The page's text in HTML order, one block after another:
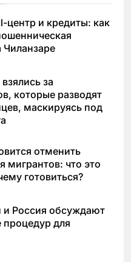
центр и кредиты: как
Чиланзаре
за
которые разводят
маскируясь под
отменить
мигрантов: что это
готовиться?
и Россия обсуждают
для